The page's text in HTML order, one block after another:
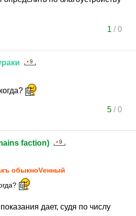
1 /0
5/0
faction)
обыкноVенный
дает, судя по числу